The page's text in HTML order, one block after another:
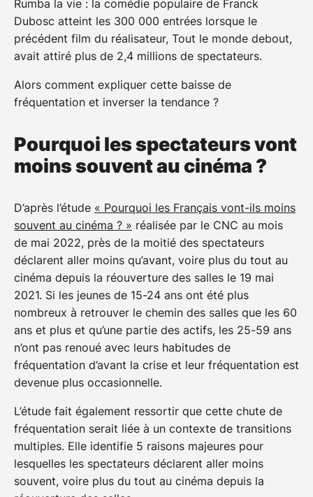
Rumba la vie : la comédie populaire de Franck
Dubosc atteint les 300 000 entrées lorsque le
précédent film du réalisateur, Tout le monde debout,
avait attiré plus de 2,4 millions de spectateurs.
Alors comment expliquer cette baisse de
fréquentation et inverser la tendance ?
Pourquoi les spectateurs vont
moins souvent au cinéma ?
D’après l’étude « Pourquoi les Français vont-ils moins
souvent au cinéma ? » réalisée par le CNC au mois
de mai 2022, près de la moitié des spectateurs
déclarent aller moins qu’avant, voire plus du tout au
cinéma depuis la réouverture des salles le 19 mai
2021. Si les jeunes de 15-24 ans ont été plus
nombreux à retrouver le chemin des salles que les 60
ans et plus et qu’une partie des actifs, les 25-59 ans
n’ont pas renoué avec leurs habitudes de
fréquentation d’avant la crise et leur fréquentation est
devenue plus occasionnelle.
L’étude fait également ressortir que cette chute de
fréquentation serait liée à un contexte de transitions
multiples. Elle identifie 5 raisons majeures pour
lesquelles les spectateurs déclarent aller moins
souvent, voire plus du tout au cinéma depuis la